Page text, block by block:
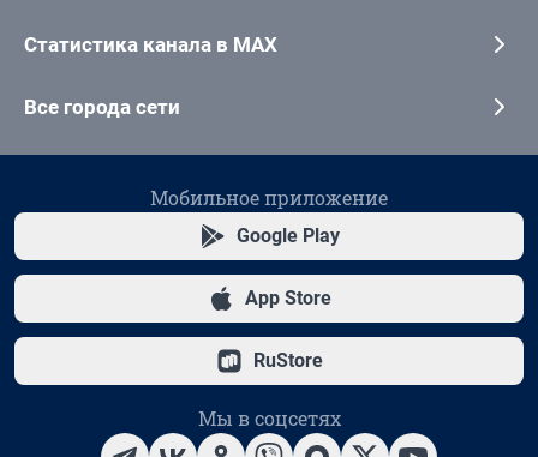
Статистика канала в MAX
Все города сети
Мобильное приложение
Google Play
App Store
RuStore
Мы в соцсетях